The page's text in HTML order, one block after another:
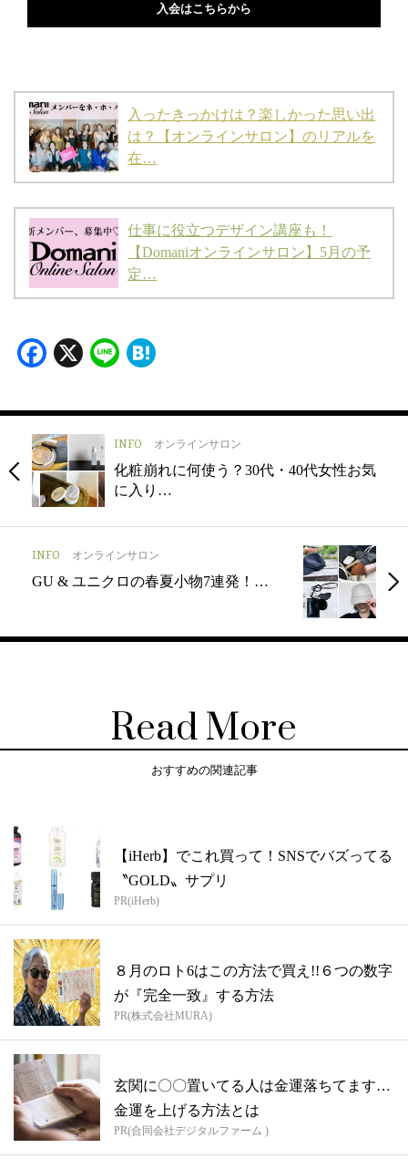
入会はこちらから
入ったきっかけは？楽しかった思い出
は？【オンラインサロン】のリアルを
在…
仕事に役立つデザイン講座も！
【Domaniオンラインサロン】5月の予
定…
Facebook
X Line
INFO オンラインサロン
化粧崩れに何使う？30代・40代女性お気
に入り…
INFO オンラインサロン
GU & ユニクロの春夏小物7連発！…
Read More
おすすめの関連記事
【iHerb】でこれ買って！SNSでバズってる
〝GOLD〟サプリ
PR(iHerb)
８月のロト6はこの方法で買え!!６つの数字
が『完全一致』する方法
PR(株式会社MURA)
玄関に〇〇置いてる人は金運落ちてます…
金運を上げる方法とは
PR(合同会社デジタルファーム )